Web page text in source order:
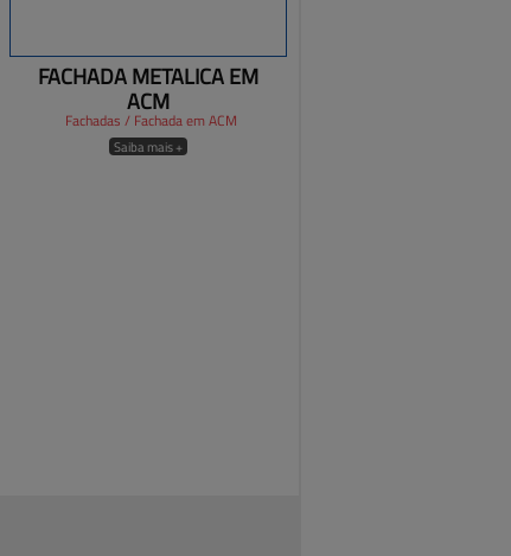
FACHADA METALICA EM
ACM
Fachadas / Fachada em ACM
Saiba mais +